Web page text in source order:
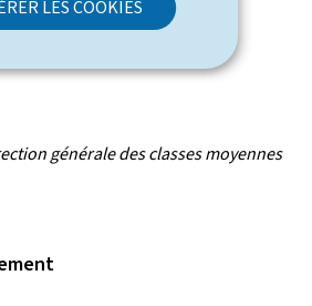
LES COOKIES
les meilleurs délais.
générale des classes moyennes